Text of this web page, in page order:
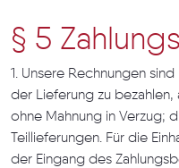
§ 5
1. Unsere Rechnungen
der Lieferung zu
ohne Mahnung in Verzug;
Teillieferungen. Für die
der Eingang des